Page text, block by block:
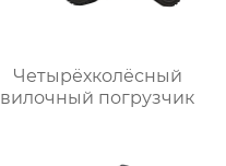
Четырёхколёсный
вилочный погрузчик